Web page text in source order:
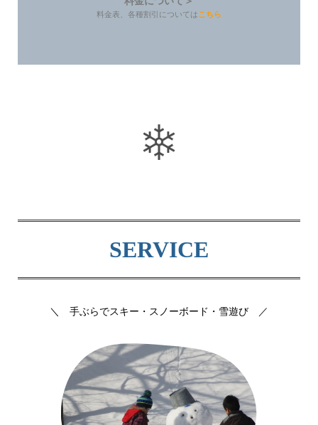
料金表、各種割引についてはこちら
SERVICE
＼ 手ぶらでスキー・スノーボード・雪遊び ／